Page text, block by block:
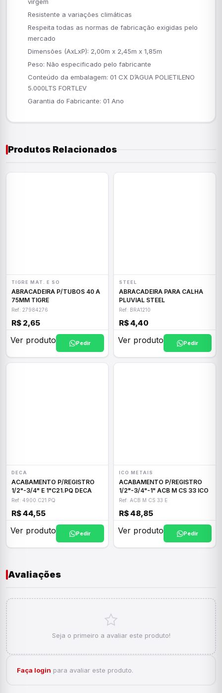
Resistente a variações climáticas
Respeita todas as normas de fabricação exigidas pelo
mercado
Dimensões (AxLxP): 2,00m x 2,45m x 1,85m
Peso: Não especificado pelo fabricante
Conteúdo da embalagem: 01 CX D’AGUA POLIETILENO
5.000LTS FORTLEV
Garantia do Fabricante: 01 Ano
Produtos Relacionados
TIGRE MAT. E SO
ABRACADEIRA P/TUBOS 40 A
75MM TIGRE
Ref: 27984276
R$ 2,65
Ver produto Pedir
STEEL
ABRACADEIRA PARA CALHA
PLUVIAL STEEL
Ref: BRA1210
R$ 4,40
Ver produto Pedir
DECA
ACABAMENTO P/REGISTRO
1/2"-3/4" E 1"C21.PQ DECA
Ref: 4900.C21.PQ
R$ 44,55
Ver produto Pedir
ICO METAIS
ACABAMENTO P/REGISTRO
1/2"-3/4"-1" ACB M CS 33 ICO
Ref: ACB M CS 33 E
R$ 48,85
Ver produto Pedir
Avaliações
Seja o primeiro a avaliar este produto!
Faça login para avaliar este produto.